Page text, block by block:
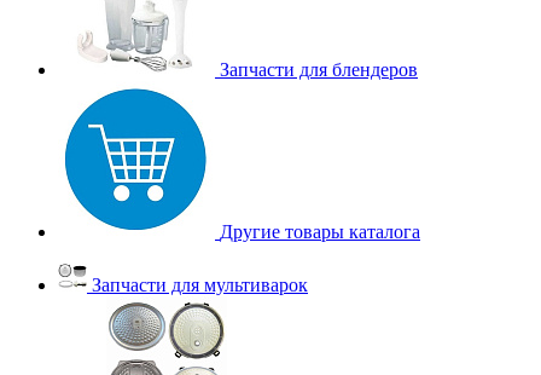
Запчасти для блендеров
Другие товары каталога
Запчасти для мультиварок